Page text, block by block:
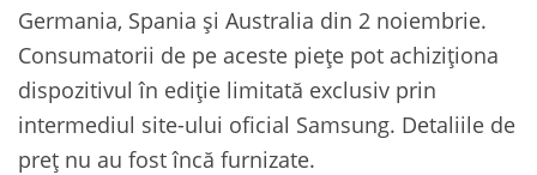
Germania, Spania și Australia din 2 noiembrie.
Consumatorii de pe aceste piețe pot achiziționa
dispozitivul în ediție limitată exclusiv prin
intermediul site-ului oficial Samsung. Detaliile de
preț nu au fost încă furnizate.